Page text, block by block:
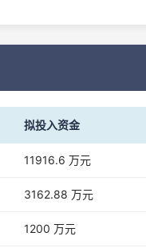
拟投入资金
11916.6 万元
3162.88 万元
1200 万元